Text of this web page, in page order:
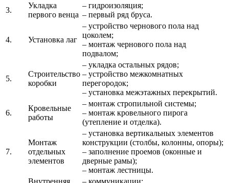
3.
Укладка
первого венца
– гидроизоляция;
– первый ряд бруса.
4. Установка лаг
– устройство чернового пола над
цоколем;
– монтаж чернового пола над
подвалом;
5.
Строительство
коробки
– укладка остальных рядов;
– устройство межкомнатных
перегородок;
– установка межэтажных перекрытий.
6.
Кровельные
работы
– монтаж стропильной системы;
– монтаж кровельного пирога
(утепление и отделка).
7.
Монтаж
отдельных
элементов
– установка вертикальных элементов
конструкции (столбы, колонны, опоры);
– заполнение проемов (оконные и
дверные рамы);
– монтаж лестницы.
Внутренняя – коммуникации;